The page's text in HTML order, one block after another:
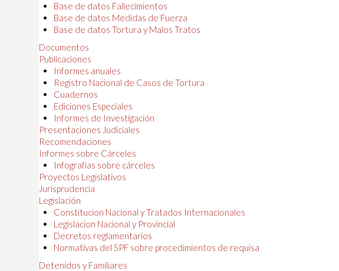
Base de datos Fallecimientos
Base de datos Medidas de Fuerza
Base de datos Tortura y Malos Tratos
Documentos
Publicaciones
Informes anuales
Registro Nacional de Casos de Tortura
Cuadernos
Ediciones Especiales
Informes de Investigación
Presentaciones Judiciales
Recomendaciones
Informes sobre Cárceles
Infografías sobre cárceles
Proyectos Legislativos
Jurisprudencia
Legislación
Constitucion Nacional y Tratados Internacionales
Legislacion Nacional y Provincial
Decretos reglamentarios
Normativas del SPF sobre procedimientos de requisa
Detenidos y Familiares